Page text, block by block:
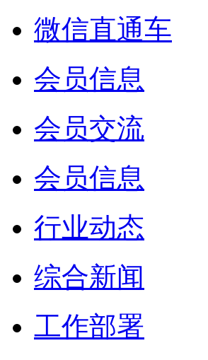
微信直通车
会员信息
会员交流
会员信息
行业动态
综合新闻
工作部署